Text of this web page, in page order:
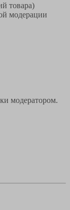
товара)
модерации
модератором.